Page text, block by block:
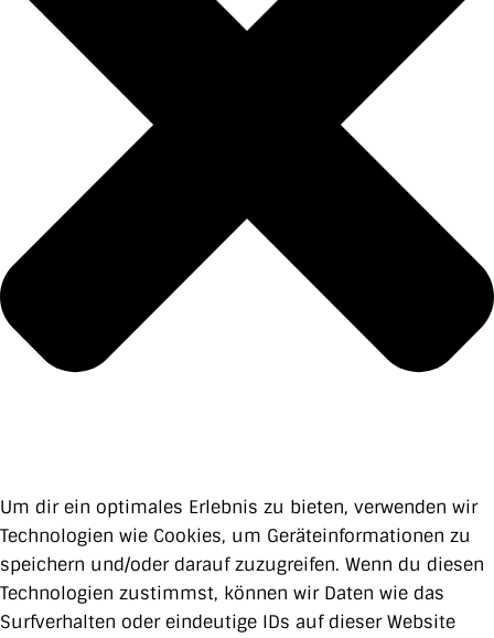
Um dir ein optimales Erlebnis zu bieten, verwenden wir
Technologien wie Cookies, um Geräteinformationen zu
speichern und/oder darauf zuzugreifen. Wenn du diesen
Technologien zustimmst, können wir Daten wie das
Surfverhalten oder eindeutige IDs auf dieser Website